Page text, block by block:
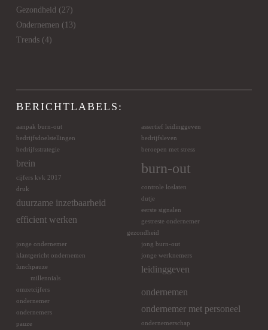
Gezondheid (27)
Ondernemen (13)
Trends(4)
BERICHTLABELS:
aanpak burn-out
assertief leidinggeven
bedrijfsdoelstellingen
bedrijfsleven
bedrijfsstrategie
beroepen met stress
brein burn-out
cijfers kvk 2017
controle loslaten
druk
dutje
duurzame inzetbaarheid
eerste signalen
efficient werken
gestreste ondernemer
gezondheid
jong burn-out
jonge ondernemer
jonge werknemers
klantgericht ondernemen
leidinggeven
lunchpauze
millennials
omzetcijfers
ondernemen
ondernemer
ondernemer met personeel
ondernemers
ondernemerschap
pauze